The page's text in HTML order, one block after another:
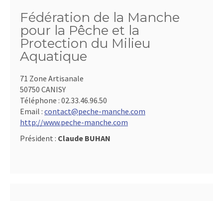
Fédération de la Manche
pour la Pêche et la
Protection du Milieu
Aquatique
71 Zone Artisanale
50750 CANISY
Téléphone : 02.33.46.96.50
Email : contact@peche-manche.com
http://www.peche-manche.com
Président : Claude BUHAN